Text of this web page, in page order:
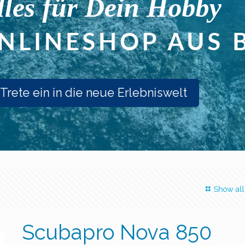
Trete ein in die neue Erlebniswelt
Show all
Scubapro Nova 850